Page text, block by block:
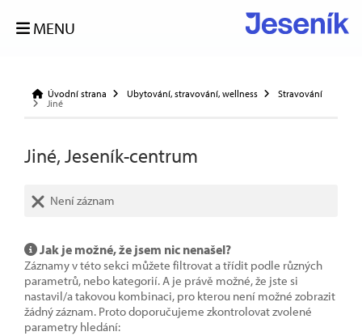
MENU
Úvodní strana Ubytování, stravování, wellness
Stravování
Jiné
Jiné, Jeseník-centrum
Není záznam
Jak je možné, že jsem nic nenašel?
Záznamy v této sekci můžete filtrovat a třídit podle různých
parametrů, nebo kategorií. A je právě možné, že jste si
nastavil/a takovou kombinaci, pro kterou není možné zobrazit
žádný záznam. Proto doporučujeme zkontrolovat zvolené
parametry hledání: